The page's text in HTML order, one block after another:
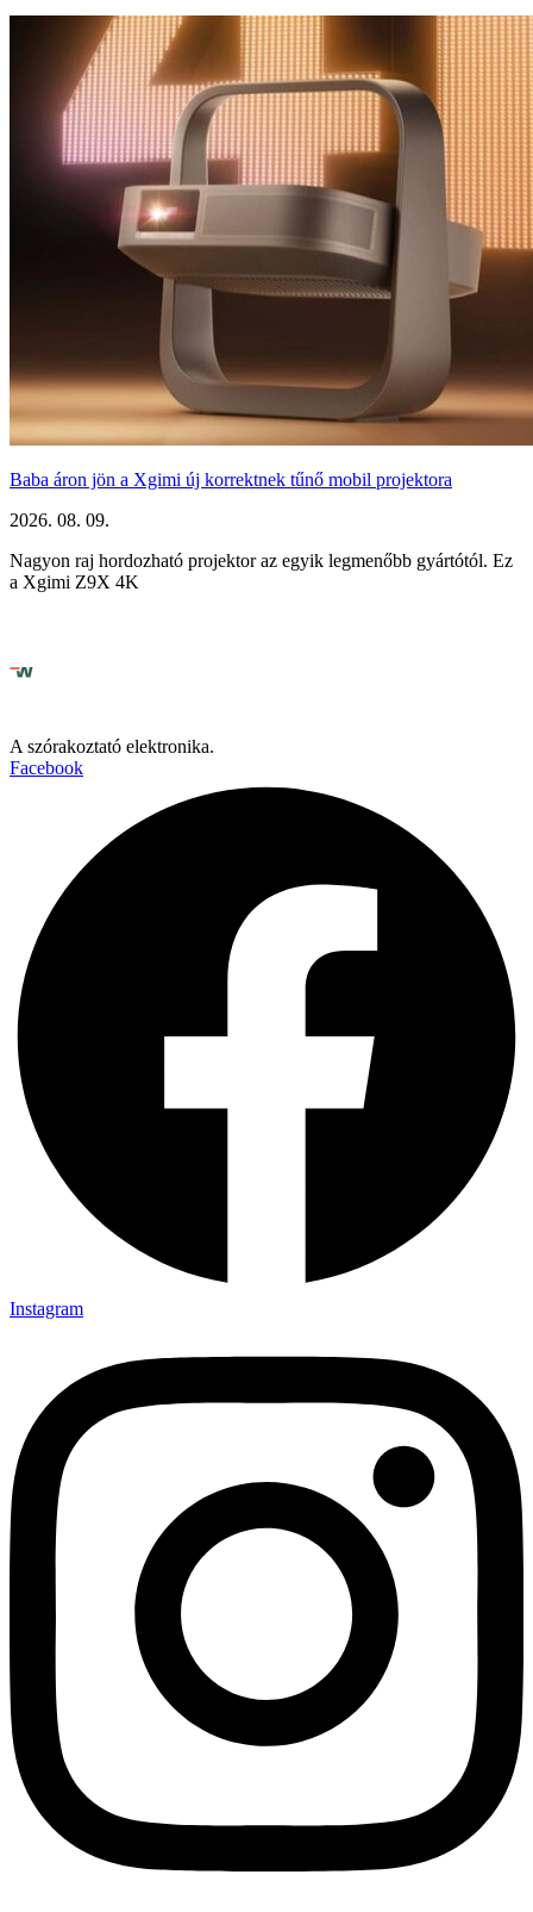
Baba áron jön a Xgimi új korrektnek tűnő mobil projektora
2026. 08. 09.
Nagyon raj hordozható projektor az egyik legmenőbb gyártótól. Ez
a Xgimi Z9X 4K
A szórakoztató elektronika.
Facebook
Instagram